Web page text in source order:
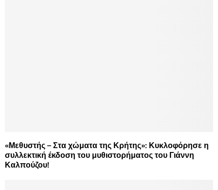
«Μεθυστής – Στα χώματα της Κρήτης»: Κυκλοφόρησε η
συλλεκτική έκδοση του μυθιστορήματος του Γιάννη
Καλπούζου!